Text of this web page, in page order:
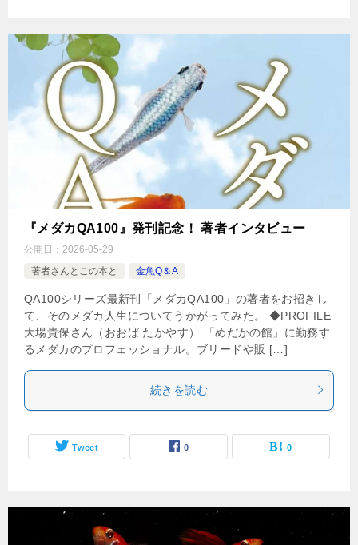
『メダカQA100』発刊記念！ 著者インタビュー
公開日： 2026-05-29
著者さんとこの本と
金魚Q＆A
QA100シリーズ最新刊「メダカQA100」の著者をお招きし
て、そのメダカ人生についてうかがってみた。 ◆PROFILE
大場貴保さん（おおば たかやす） 「めだかの館」に勤務す
るメダカのプロフェッショナル。ブリードや販 […]
続きを読む
Tweet 0 0